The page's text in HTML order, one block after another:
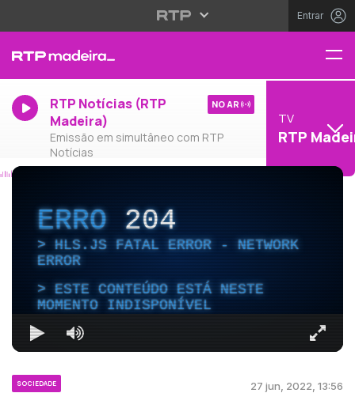
Entrar
RTP Notícias (RTP
Madeira)
Emissão em simultâneo com RTP
Notícias
NO AR
TV
RTP
ERRO204
HLS.JS FATAL ERROR - NETWORK
ERROR
ESTE CONTEÚDO ESTÁ NESTE
MOMENTO INDISPONÍVEL
SOCIEDADE 27 jun, 2022, 13:56